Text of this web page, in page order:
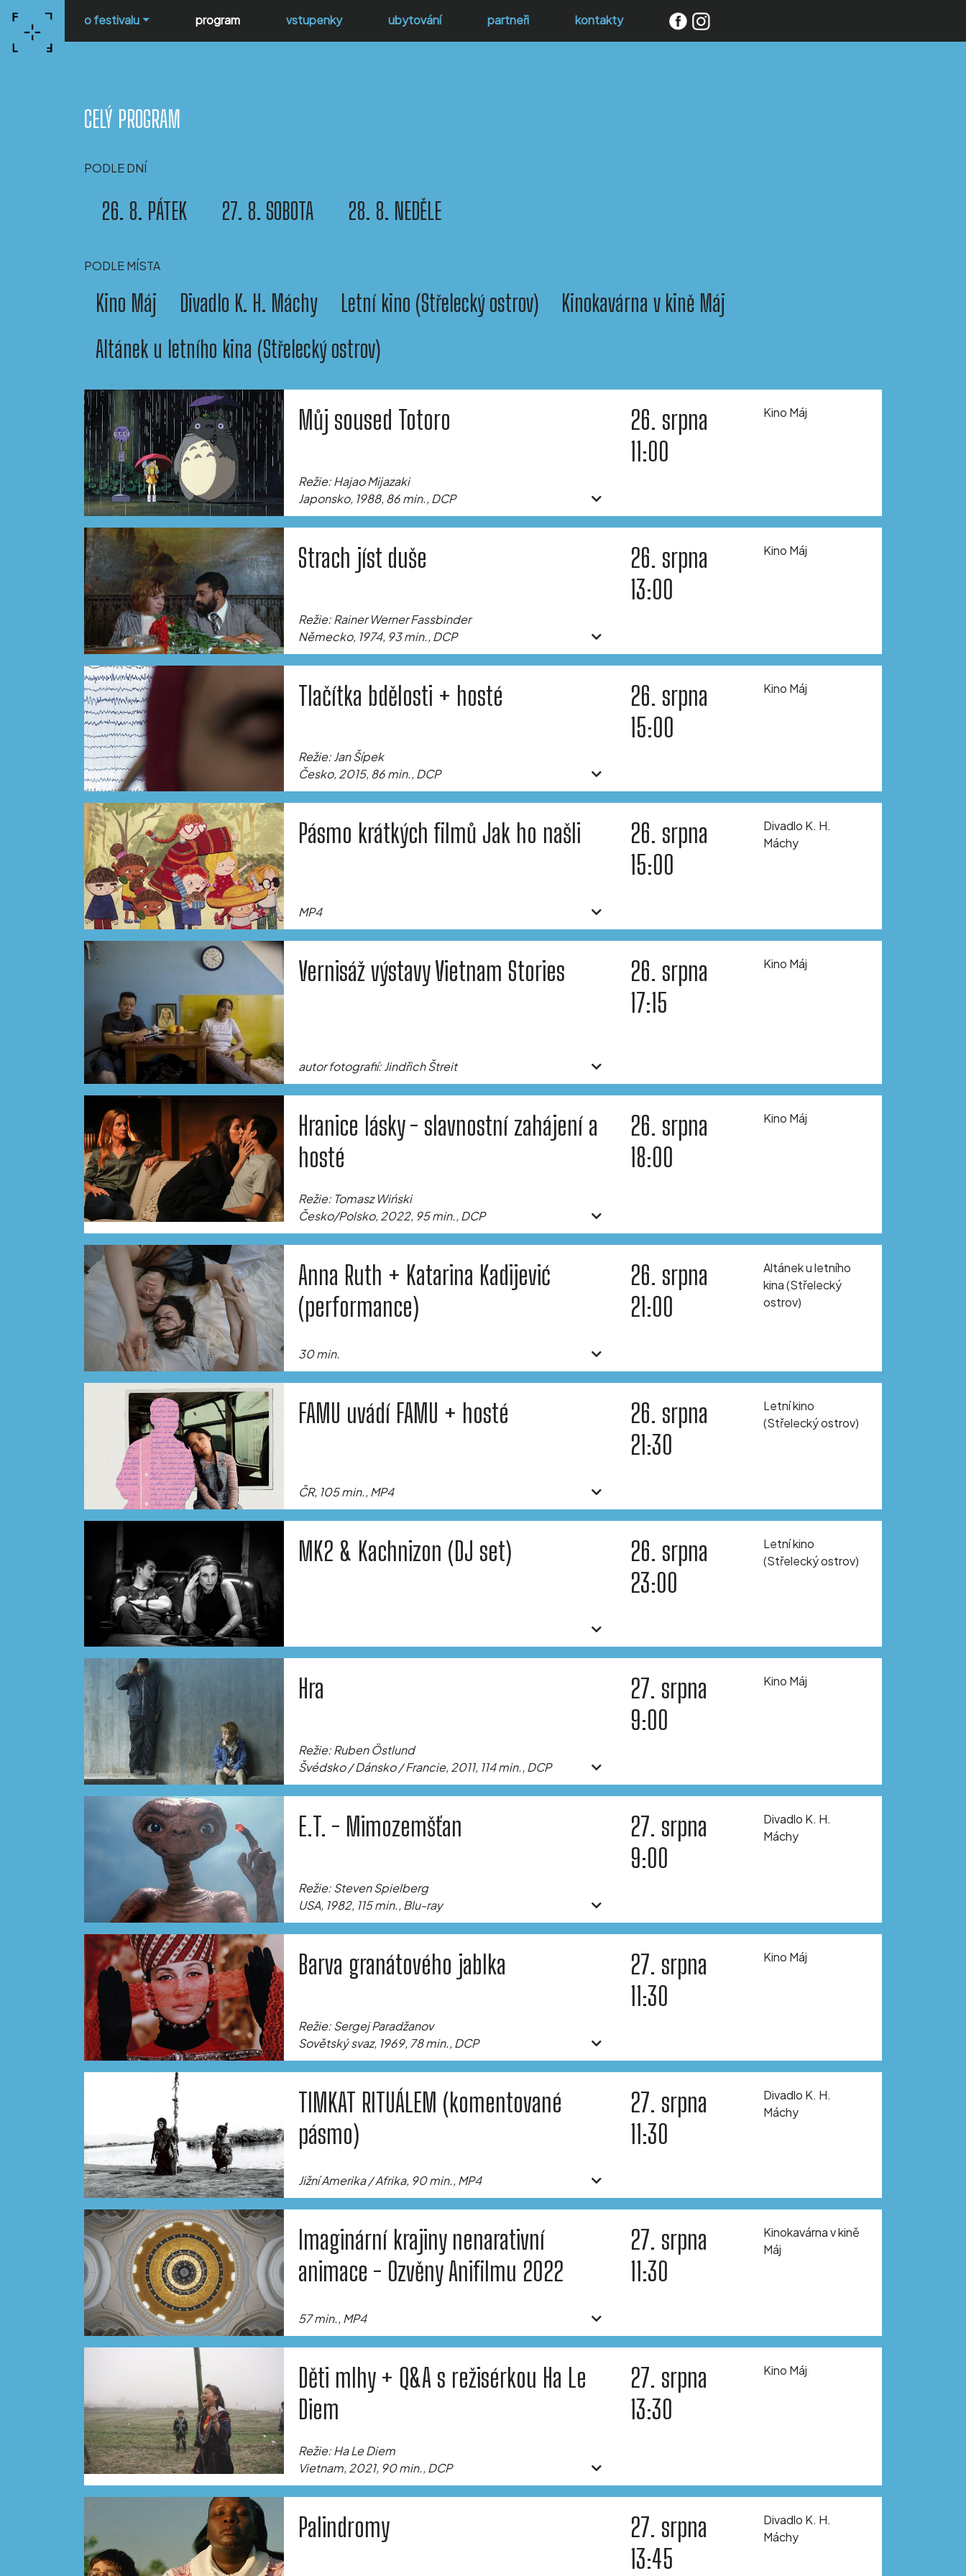
o festivalu program vstupenky ubytování partneři kontakty
CELÝ PROGRAM
PODLE DNÍ
26. 8. PÁTEK 27. 8. SOBOTA 28. 8. NEDĚLE
PODLE MÍSTA
Kino Máj Divadlo K. H. Máchy Letní kino (Střelecký ostrov)
Kinokavárna v kině Máj
Altánek u letního kina (Střelecký ostrov)
Můj soused Totoro
Režie: Hajao Mijazaki
Japonsko, 1988, 86 min., DCP
26. srpna
11:00
Kino Máj
Strach jíst duše
Režie: Rainer Werner Fassbinder
Německo, 1974, 93 min., DCP
26. srpna
13:00
Kino Máj
Tlačítka bdělosti + hosté
Režie: Jan Šípek
Česko, 2015, 86 min., DCP
26. srpna
15:00
Kino Máj
Pásmo krátkých filmů Jak ho našli
MP4
26. srpna
15:00
Divadlo K. H.
Máchy
Vernisáž výstavy Vietnam Stories
autor fotografií: Jindřich Štreit
26. srpna
17:15
Kino Máj
Hranice lásky - slavnostní zahájení a
hosté
Režie: Tomasz Wiński
Česko/Polsko, 2022, 95 min., DCP
26. srpna
18:00
Kino Máj
Anna Ruth + Katarina Kadijević
(performance)
30 min.
26. srpna
21:00
Altánek u letního
kina (Střelecký
ostrov)
FAMU uvádí FAMU + hosté
ČR, 105 min., MP4
26. srpna
21:30
Letní kino
(Střelecký ostrov)
MK2 & Kachnizon (DJ set)
26. srpna
23:00
Letní kino
(Střelecký ostrov)
Hra
Režie: Ruben Östlund
Švédsko / Dánsko / Francie, 2011, 114 min., DCP
27. srpna
9:00
Kino Máj
E.T. - Mimozemšťan
Režie: Steven Spielberg
USA, 1982, 115 min., Blu-ray
27. srpna
9:00
Divadlo K. H.
Máchy
Barva granátového jablka
Režie: Sergej Paradžanov
Sovětský svaz, 1969, 78 min., DCP
27. srpna
11:30
Kino Máj
TIMKAT RITUÁLEM (komentované
pásmo)
Jižní Amerika / Afrika, 90 min., MP4
27. srpna
11:30
Divadlo K. H.
Máchy
Imaginární krajiny nenarativní
animace - Ozvěny Anifilmu 2022
57 min., MP4
27. srpna
11:30
Kinokavárna v kině
Máj
Děti mlhy + Q&A s režisérkou Ha Le
Diem
Režie: Ha Le Diem
Vietnam, 2021, 90 min., DCP
27. srpna
13:30
Kino Máj
Palindromy
27. srpna
13:45
Divadlo K. H.
Máchy